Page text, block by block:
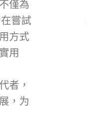
僅為
嘗試
方式
用
者，
，为